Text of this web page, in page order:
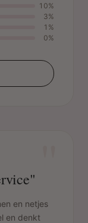
10%
3%
1%
0%
en netjes
en denkt